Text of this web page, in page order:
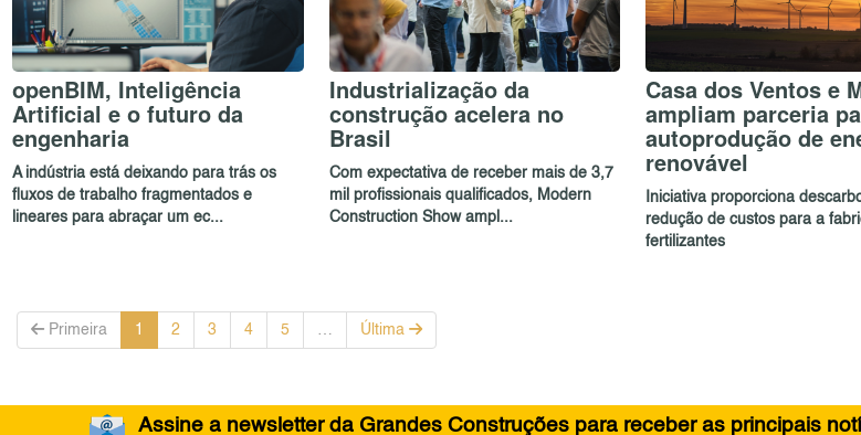
openBIM, Inteligência
Artificial e o futuro da
engenharia
A indústria está deixando para trás os
fluxos de trabalho fragmentados e
lineares para abraçar um ec...
Industrialização da
construção acelera no
Brasil
Com expectativa de receber mais de 3,7
mil profissionais qualificados, Modern
Construction Show ampl...
Casa dos Ventos e
ampliam parceria
autoprodução de
renovável
Iniciativa proporciona
redução de custos para a
fertilizantes
Primeira 1 2 3 4 5 Última
Assine a newsletter da Grandes Construções para receber as principais